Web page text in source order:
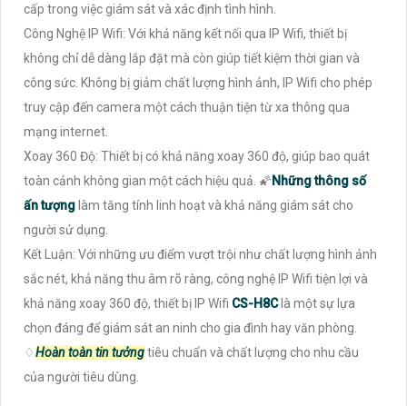
cấp trong việc giám sát và xác định tình hình.
Công Nghệ IP Wifi: Với khả năng kết nối qua IP Wifi, thiết bị
không chỉ dễ dàng lắp đặt mà còn giúp tiết kiệm thời gian và
công sức. Không bị giảm chất lượng hình ảnh, IP Wifi cho phép
truy cập đến camera một cách thuận tiện từ xa thông qua
mạng internet.
Xoay 360 Độ: Thiết bị có khả năng xoay 360 độ, giúp bao quát
toàn cảnh không gian một cách hiệu quả. 🌠 Những thông số
ấn tượng làm tăng tính linh hoạt và khả năng giám sát cho
người sử dụng.
Kết Luận: Với những ưu điểm vượt trội như chất lượng hình ảnh
sắc nét, khả năng thu âm rõ ràng, công nghệ IP Wifi tiện lợi và
khả năng xoay 360 độ, thiết bị IP Wifi CS-H8C là một sự lựa
chọn đáng để giám sát an ninh cho gia đình hay văn phòng.
♢Hoàn toàn tin tưởngtiêu chuẩn và chất lượng cho nhu cầu
của người tiêu dùng.